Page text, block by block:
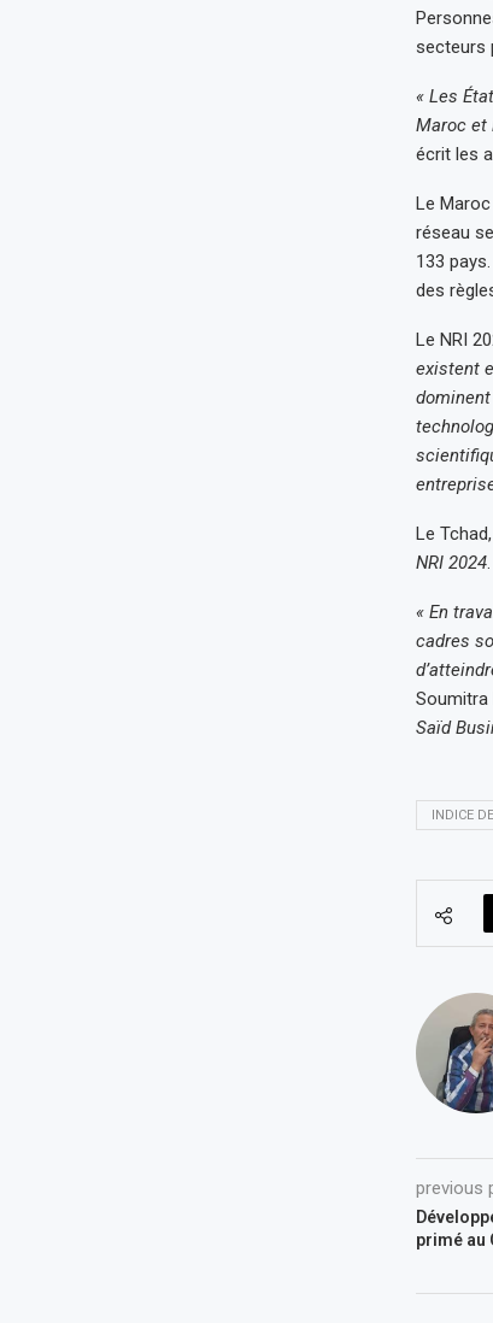
secteurs
« Les
Maroc et
écrit les
Le
réseau
133
des
Le NRI
existent
Le
NRI 2024.
« En
cadres
Soumitra
Saïd
INDICE
previous
primé au